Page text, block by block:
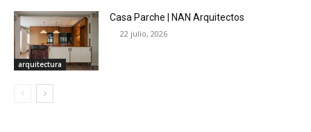
arquitectura
Casa Parche | NAN Arquitectos
22 julio, 2026